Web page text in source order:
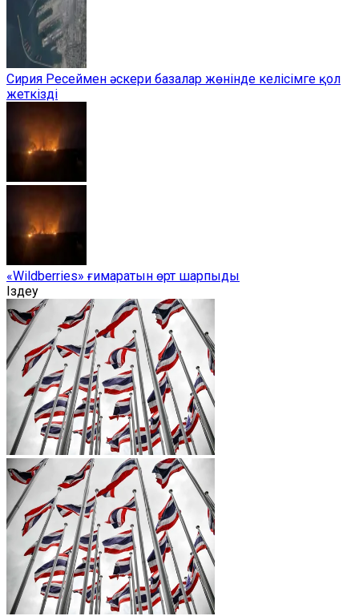
Сирия Ресеймен әскери базалар жөнінде келісімге қол
жеткізді
«Wildberries» ғимаратын өрт шарпыды
Іздеу